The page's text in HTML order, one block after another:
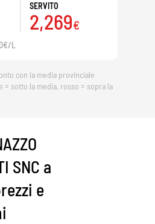
SERVITO
2,269€
L
con la media provinciale
= sotto la media, rosso = sopra la
SNC a
e